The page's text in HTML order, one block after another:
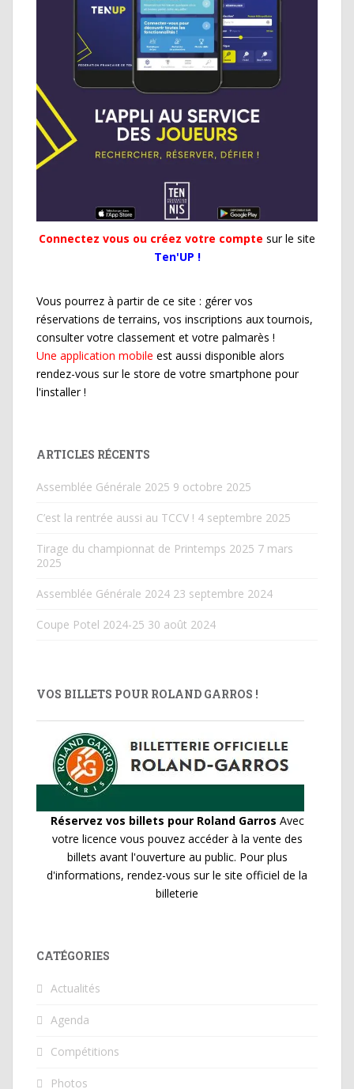
Connectez vous ou créez votre compte sur le site
Ten'UP !
Vous pourrez à partir de ce site : gérer vos
réservations de terrains, vos inscriptions aux tournois,
consulter votre classement et votre palmarès !
Une application mobile est aussi disponible alors
rendez-vous sur le store de votre smartphone pour
l'installer !
ARTICLES RÉCENTS
Assemblée Générale 2025 9 octobre 2025
C’est la rentrée aussi au TCCV ! 4 septembre 2025
Tirage du championnat de Printemps 2025 7 mars
2025
Assemblée Générale 2024 23 septembre 2024
Coupe Potel 2024-25 30 août 2024
VOS BILLETS POUR ROLAND GARROS !
Réservez vos billets pour Roland Garros Avec
votre licence vous pouvez accéder à la vente des
billets avant l'ouverture au public. Pour plus
d'informations, rendez-vous sur le site officiel de la
billeterie
CATÉGORIES
Actualités
Agenda
Compétitions
Photos